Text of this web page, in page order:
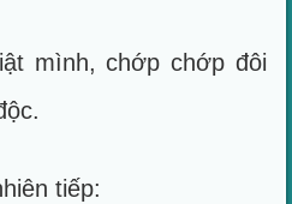
mình, chớp chớp đôi
tiếp: